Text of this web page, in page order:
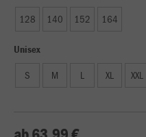
128 140 152 164
Unisex
S M L XL XXL